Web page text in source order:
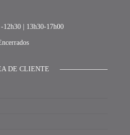
-12h30 | 13h30-17h00
DE CLIENTE